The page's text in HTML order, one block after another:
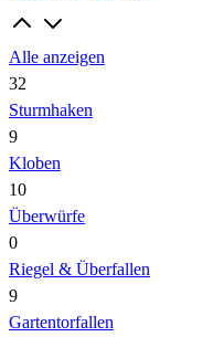
Alle anzeigen
32
Sturmhaken
9
Kloben
10
Überwürfe
0
Riegel & Überfallen
9
Gartentorfallen